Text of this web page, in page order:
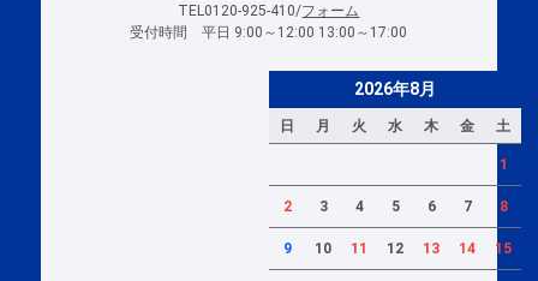
TEL0120-925-410/フォーム
受付時間 平日 9:00～12:00 13:00～17:00
2026年8月
日 月 火 水 木 金 土
1
2 3 4 5 6 7 8
9 10 11 12 13 14 15